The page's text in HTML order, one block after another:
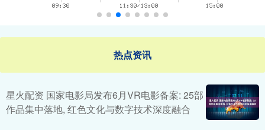
热点资讯
星火配资 国家电影局发布6月VR电影备案: 25部
作品集中落地, 红色文化与数字技术深度融合